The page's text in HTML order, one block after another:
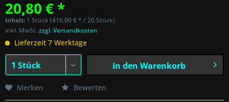
20,80 € *
Inhalt: 1 Stück (416,00 € * / 20 Stück)
inkl. MwSt.zzgl. Versandkosten
Lieferzeit 7 Werktage
In den Warenkorb
Merken Bewerten